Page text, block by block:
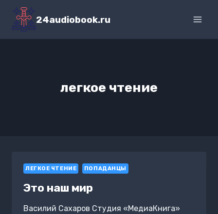
Перейти
содержимому
24audiobook.ru
легкое чтение
ЛЕГКОЕ ЧТЕНИЕ ПОПАДАНЦЫ
Это наш мир
Василий Сахаров Студия «МедиаКнига»